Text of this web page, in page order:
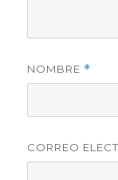
NOMBRE *
CORREO